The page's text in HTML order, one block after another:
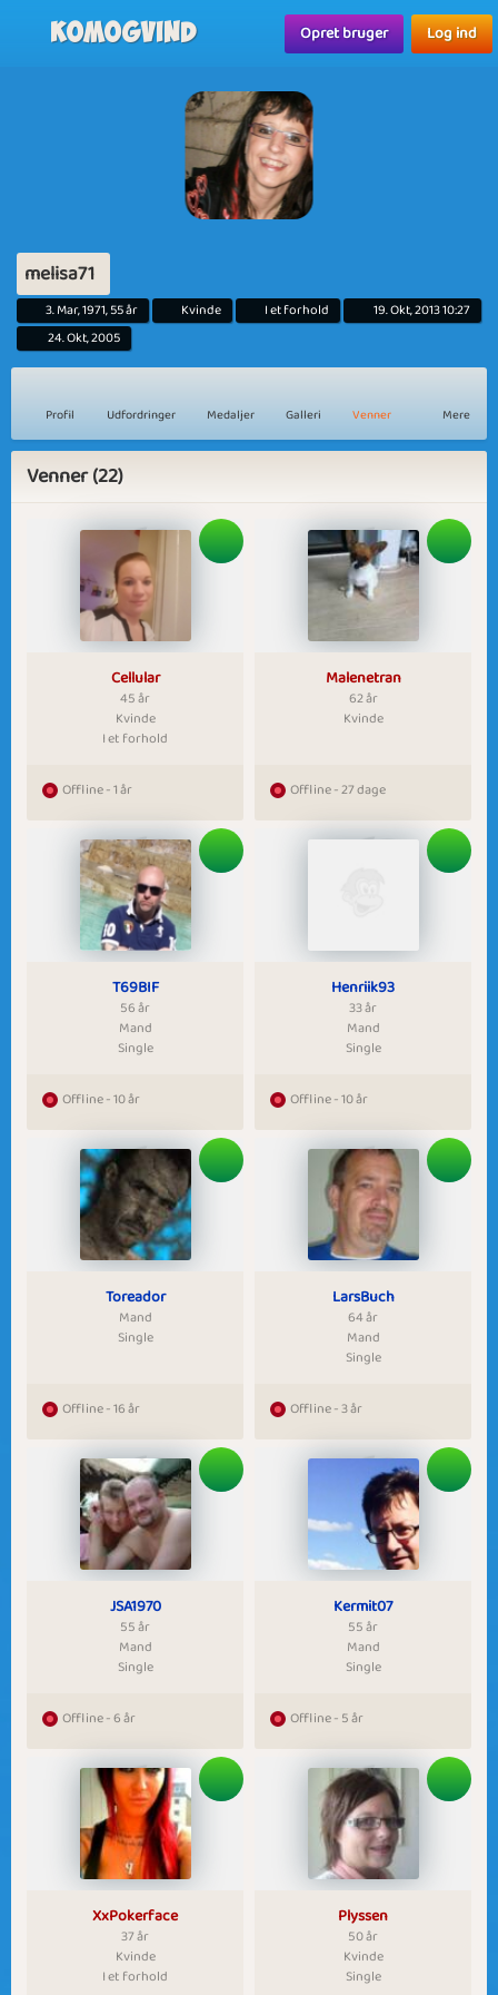
Komogvind Opret bruger Log ind
melisa71
3. Mar, 1971, 55 år Kvinde I et forhold
19. Okt, 2013 10:27
24. Okt, 2005
Profil Udfordringer Medaljer Galleri Venner Mere
Venner (22)
Cellular
45 år
Kvinde
I et forhold
Offline - 1 år
Malenetran
62 år
Kvinde
Offline - 27 dage
T69BIF
56 år
Mand
Single
Offline - 10 år
Henriik93
33 år
Mand
Single
Offline - 10 år
Toreador
Mand
Single
Offline - 16 år
LarsBuch
64 år
Mand
Single
Offline - 3 år
JSA1970
55 år
Mand
Single
Offline - 6 år
Kermit07
55 år
Mand
Single
Offline - 5 år
XxPokerface
37 år
Kvinde
I et forhold
Plyssen
50 år
Kvinde
Single